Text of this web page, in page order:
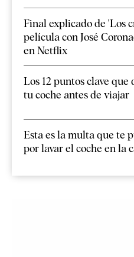
Final explicado de 'Los
película con José
en Netflix
Los 12 puntos clave que
tu coche antes de viajar
Esta es la multa que te
por lavar el coche en la